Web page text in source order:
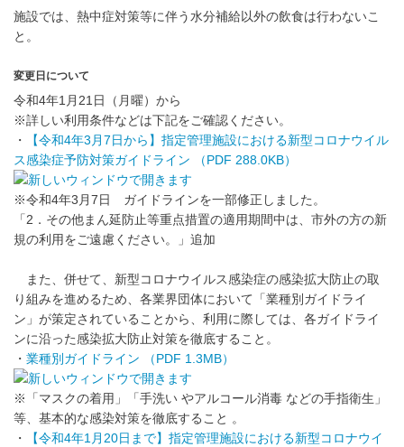
施設では、熱中症対策等に伴う水分補給以外の飲食は行わないこ
と。
変更日について
令和4年1月21日（月曜）から
※詳しい利用条件などは下記をご確認ください。
・
【令和4年3月7日から】指定管理施設における新型コロナウイル
ス感染症予防対策ガイドライン （PDF 288.0KB）
※令和4年3月7日 ガイドラインを一部修正しました。
「2．その他まん延防止等重点措置の適用期間中は、市外の方の新
規の利用をご遠慮ください。」追加
また、併せて、新型コロナウイルス感染症の感染拡大防止の取
り組みを進めるため、各業界団体において「業種別ガイドライ
ン」が策定されていることから、利用に際しては、各ガイドライ
ンに沿った感染拡大防止対策を徹底すること。
・ 業種別ガイドライン （PDF 1.3MB）
※「マスクの着用」「手洗い やアルコール消毒 などの手指衛生」
等、基本的な感染対策を徹底すること 。
・
【令和4年1月20日まで】指定管理施設における新型コロナウイ